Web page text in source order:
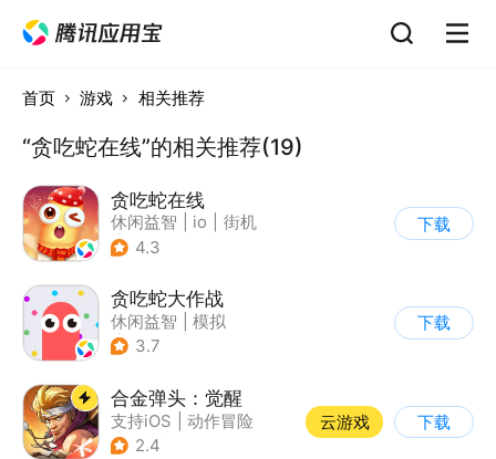
首页 游戏 相关推荐
“贪吃蛇在线”的相关推荐(19)
贪吃蛇在线
休闲益智 io
街机
| 贪吃蛇
4.3
下载
贪吃蛇大作战
休闲益智
模拟
| 贪吃蛇
3.7
下载
合金弹头：觉醒
支持iOS
动作冒险
| 射击
2.4
云游戏 下载